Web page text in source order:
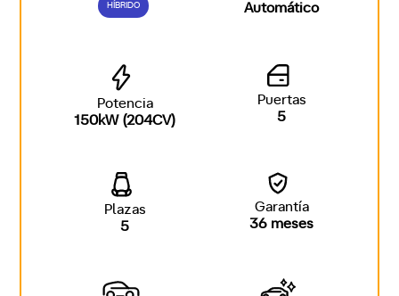
HÍBRIDO
Automático
Potencia
150kW (204CV)
Puertas
5
Plazas
5
Garantía
36 meses